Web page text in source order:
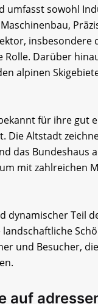
umfasst sowohl
insbesondere
Darüber
alpinen
für ihre gut
Die Altstadt
das Bundeshaus
mit zahlreichen
Teil
und Besucher,
auf